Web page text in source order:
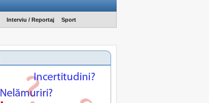
Interviu / Reportaj Sport